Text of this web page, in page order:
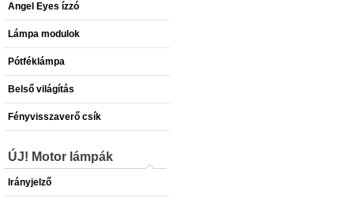
Angel Eyes ízzó
Lámpa modulok
Pótféklámpa
Belső világítás
Fényvisszaverő csík
ÚJ! Motor lámpák
Irányjelző